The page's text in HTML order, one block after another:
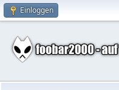
Einloggen